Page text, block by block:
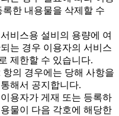
한 내용물을 삭제할 수
비스용 설비의 용량에 여
는 경우 이용자의 서비스
제한할 수 있습니다.
의 경우에는 당해 사항을
해서 공지합니다.
용자가 게재 또는 등록하
물이 다음 각호에 해당한